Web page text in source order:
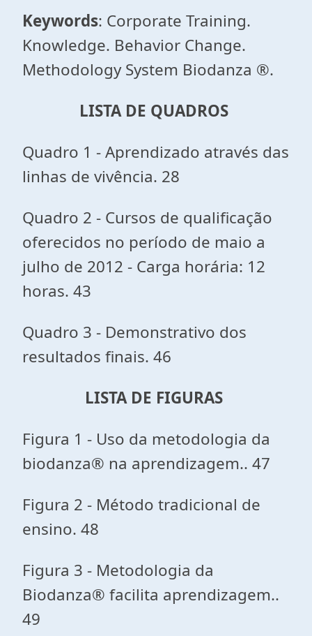
Keywords: Corporate Training.
Knowledge. Behavior Change.
Methodology System Biodanza ®.
LISTA DE QUADROS
Quadro 1 - Aprendizado através das
linhas de vivência. 28
Quadro 2 - Cursos de qualificação
oferecidos no período de maio a
julho de 2012 - Carga horária: 12
horas. 43
Quadro 3 - Demonstrativo dos
resultados finais. 46
LISTA DE FIGURAS
Figura 1 - Uso da metodologia da
biodanza® na aprendizagem.. 47
Figura 2 - Método tradicional de
ensino. 48
Figura 3 - Metodologia da
Biodanza® facilita aprendizagem..
49